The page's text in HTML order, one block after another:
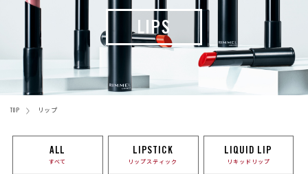
LIPS
TOP リップ
ALL
すべて
LIPSTICK
リップスティック
LIQUID LIP
リキッドリップ